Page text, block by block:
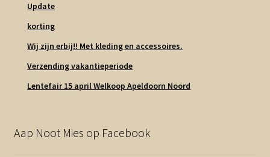
Update
korting
Wij zijn erbij!! Met kleding en accessoires.
Verzending vakantieperiode
Lentefair 15 april Welkoop Apeldoorn Noord
Aap Noot Mies op Facebook